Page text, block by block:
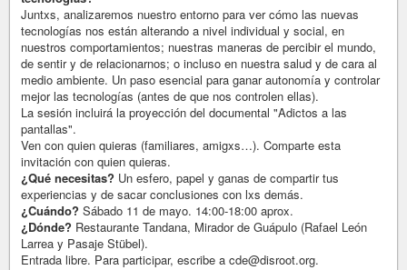
Juntxs, analizaremos nuestro entorno para ver cómo las nuevas
tecnologías nos están alterando a nivel individual y social, en
nuestros comportamientos; nuestras maneras de percibir el mundo,
de sentir y de relacionarnos; o incluso en nuestra salud y de cara al
medio ambiente. Un paso esencial para ganar autonomía y controlar
mejor las tecnologías (antes de que nos controlen ellas).
La sesión incluirá la proyección del documental "Adictos a las
pantallas".
Ven con quien quieras (familiares, amigxs…). Comparte esta
invitación con quien quieras.
¿Qué necesitas? Un esfero, papel y ganas de compartir tus
experiencias y de sacar conclusiones con lxs demás.
¿Cuándo? Sábado 11 de mayo. 14:00-18:00 aprox.
¿Dónde? Restaurante Tandana, Mirador de Guápulo (Rafael León
Larrea y Pasaje Stübel).
Entrada libre. Para participar, escribe a cde@disroot.org.